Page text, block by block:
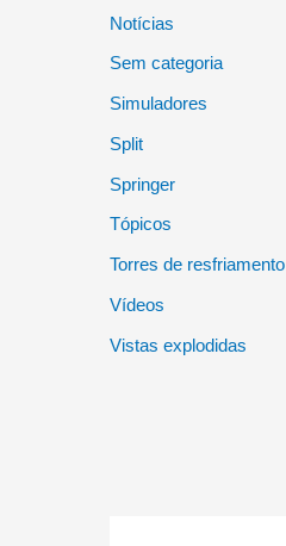
Notícias
Sem categoria
Simuladores
Split
Springer
Tópicos
Torres de resfriamento
Vídeos
Vistas explodidas